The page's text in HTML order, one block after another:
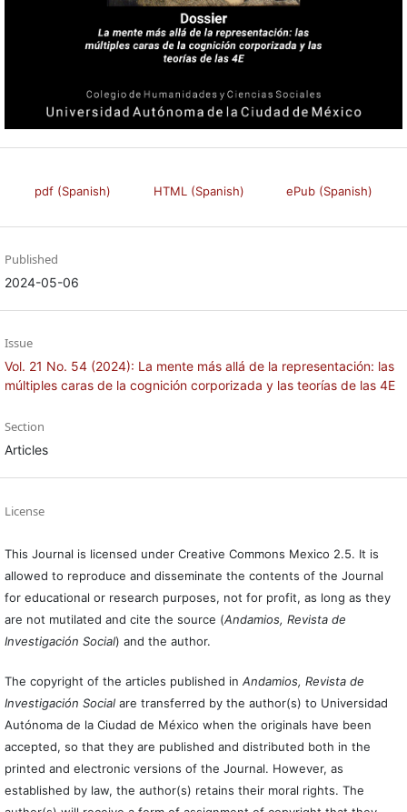
pdf (Spanish) HTML (Spanish) ePub (Spanish)
Published
2024-05-06
Issue
Vol. 21 No. 54 (2024): La mente más allá de la representación: las
múltiples caras de la cognición corporizada y las teorías de las 4E
Section
Articles
License
This Journal is licensed under Creative Commons Mexico 2.5. It is
allowed to reproduce and disseminate the contents of the Journal
for educational or research purposes, not for profit, as long as they
are not mutilated and cite the source (Andamios, Revista de
Investigación Social) and the author.
The copyright of the articles published in Andamios, Revista de
Investigación Socialare transferred by the author(s) to Universidad
Autónoma de la Ciudad de México when the originals have been
accepted, so that they are published and distributed both in the
printed and electronic versions of the Journal. However, as
established by law, the author(s) retains their moral rights. The